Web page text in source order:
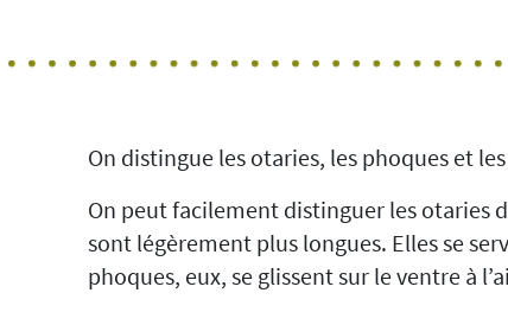
On distingue les otaries, les phoques et
On peut facilement distinguer les otaries
sont légèrement plus longues. Elles se
phoques, eux, se glissent sur le ventre à